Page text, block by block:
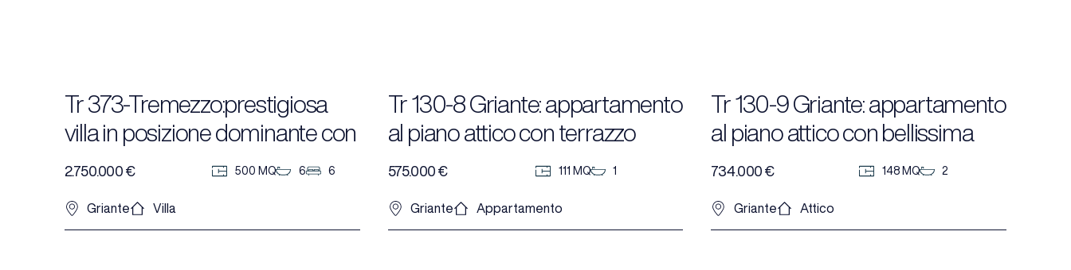
Tr 373-Tremezzo:prestigiosa
villa in posizione dominante con
meravigliosa vista
2.750.000 € 500 MQ 6 6
Griante Villa
Tr 130-8 Griante: appartamento
al piano attico con terrazzo
coperto, piscina e vista lago.
575.000 € 111 MQ 1
Griante Appartamento
Tr 130-9 Griante: appartamento
al piano attico con bellissima
vista su Bellagio
734.000 € 148 MQ 2
Griante Attico